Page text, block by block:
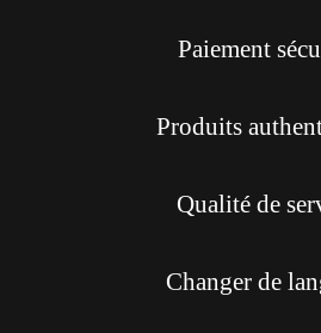
Paiement
Produits
Qualité de
Changer de